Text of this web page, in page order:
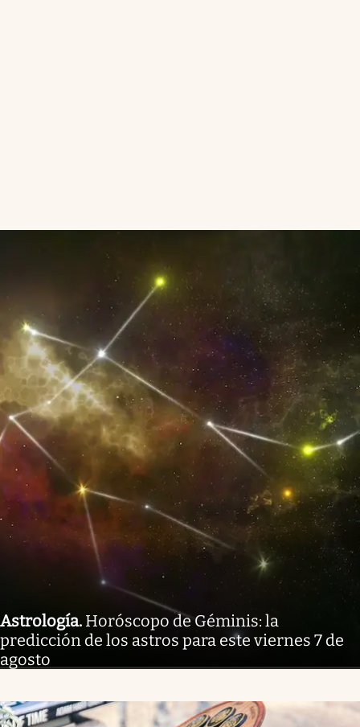
Astrología. Horóscopo de Géminis: la
predicción de los astros para este viernes 7 de
agosto